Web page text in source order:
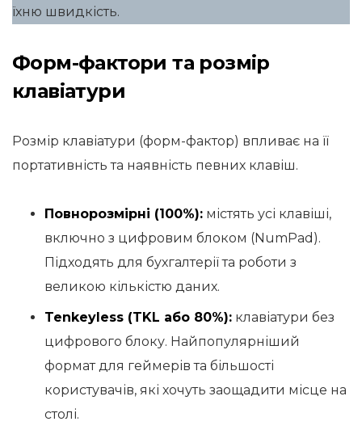
їхню швидкість.
Форм-фактори та розмір
клавіатури
Розмір клавіатури (форм-фактор) впливає на її
портативність та наявність певних клавіш.
Повнорозмірні (100%): містять усі клавіші,
включно з цифровим блоком (NumPad).
Підходять для бухгалтерії та роботи з
великою кількістю даних.
Tenkeyless (TKL або 80%): клавіатури без
цифрового блоку. Найпопулярніший
формат для геймерів та більшості
користувачів, які хочуть заощадити місце на
столі.